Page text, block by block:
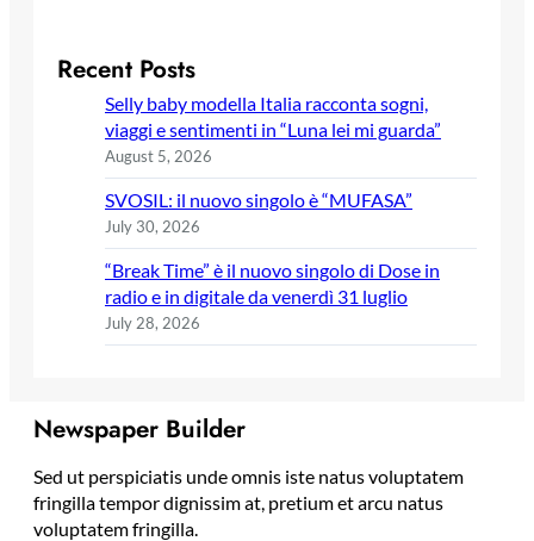
Recent Posts
Selly baby modella Italia racconta sogni,
viaggi e sentimenti in “Luna lei mi guarda”
August 5, 2026
SVOSIL: il nuovo singolo è “MUFASA”
July 30, 2026
“Break Time” è il nuovo singolo di Dose in
radio e in digitale da venerdì 31 luglio
July 28, 2026
Newspaper Builder
Sed ut perspiciatis unde omnis iste natus voluptatem
fringilla tempor dignissim at, pretium et arcu natus
voluptatem fringilla.